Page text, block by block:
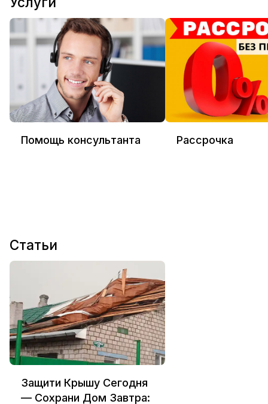
Помощь консультанта Рассрочка
Статьи
Защити Крышу Сегодня
— Сохрани Дом Завтра: